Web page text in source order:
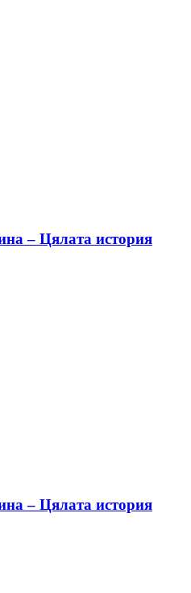
– Цялата история
– Цялата история